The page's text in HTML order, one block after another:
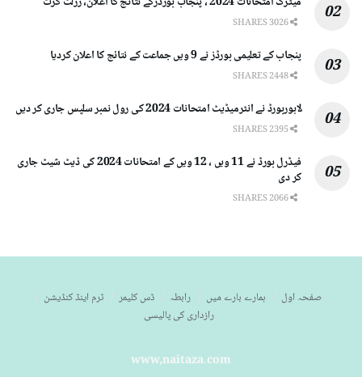
پنجاب کے تعلیمی بورڈز نے 9 ویں جماعت کے نتائج کا اعلان کردیا
لاہوربورڈ نے انٹرمیڈیٹ امتحانات 2024 کی رول نمبر سلپس جاری کر دیں
فیڈرل بورڈ نے 11 ویں ، 12 ویں کے امتحانات 2024 کی ڈیٹ شیٹ جاری
کر دی
صفحہ اول ہمارے بارے میں رابطہ ڈس کلیمر
ٹرم اینڈ کنڈیشن
رازداری کی پالیسی
www,naitaza.com